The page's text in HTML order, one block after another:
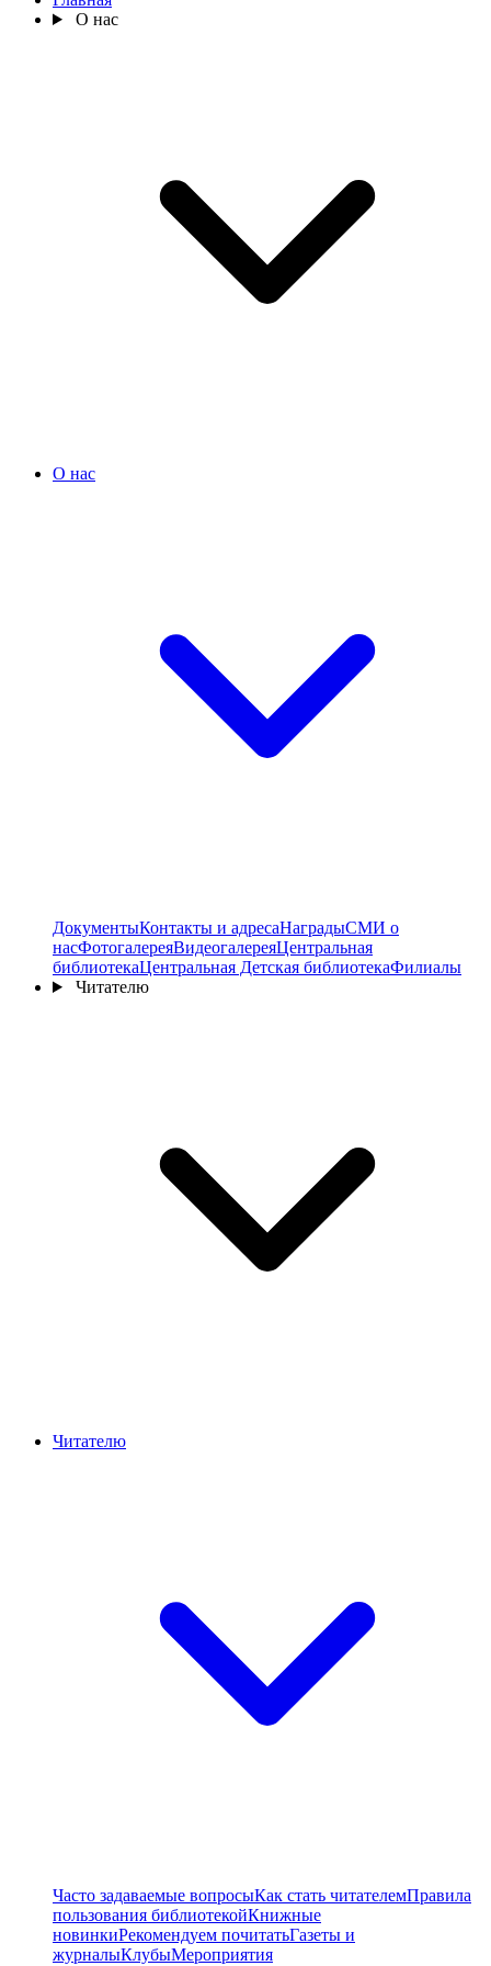
О нас
О нас
ДокументыКонтакты и адресаНаградыСМИ о
насФотогалереяВидеогалереяЦентральная
библиотекаЦентральная Детская библиотекаФилиалы
Читателю
Читателю
Часто задаваемые вопросыКак стать читателемПравила
пользования библиотекойКнижные
новинкиРекомендуем почитатьГазеты и
журналыКлубыМероприятия